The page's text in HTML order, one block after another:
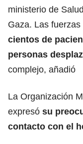
ministerio de
Gaza. Las fuerzas
cientos de
personas
complejo, añadió
La Organización
expresó su
contacto con el